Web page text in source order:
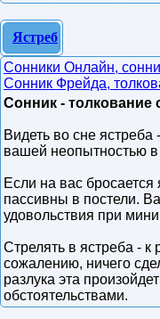
Ястреб
Сонники Онлайн,
Сонник Фрейда,
Сонник - толкование
Видеть во сне ястреба
вашей неопытностью в
Если на вас
пассивны в постели.
удовольствия при
Стрелять в ястреба -
сожалению, ничего
разлука эта
обстоятельствами.